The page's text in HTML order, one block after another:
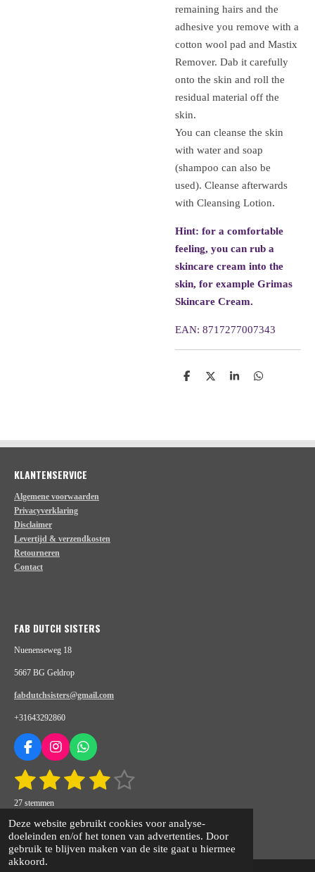
Deze website gebruikt cookies voor analyse-
doeleinden en/of het tonen van advertenties. Door
gebruik te blijven maken van de site gaat u hiermee
akkoord.
remaining hairs and the
adhesive you remove with a
cotton wool pad and Mastix
Remover. Dab it carefully
onto the skin and roll the
residual material off the
skin.
You can cleanse the skin
with water and soap
(shampoo can also be
used). Cleanse afterwards
with Cleansing Lotion.
Hint: for a comfortable
feeling, you can rub a
skincare cream into the
skin, for example Grimas
Skincare Cream.
EAN: 8717277007343
D
D
S
D
KLANTENSERVICE
Algemene voorwaarden
Privacyverklaring
Disclaimer
Levertijd & verzendkosten
Retourneren
Contact
FAB DUTCH SISTERS
Nuenenseweg 18
5667 BG Geldrop
fabdutchsisters@gmail.com
+31643292860
F
c
e
b
o
k
I
s
t
r
a
m
W
a
p
p
R
t
i
g
:
1
s
t
e
2
s
t
e
3
s
t
e
4
s
t
e
5
s
t
e
e
n
27 stemmen
Powered by JouwWeb